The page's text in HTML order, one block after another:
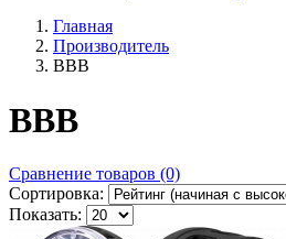
Главная
Производитель
BBB
BBB
Сравнение товаров (0)
Сортировка:
Показать: